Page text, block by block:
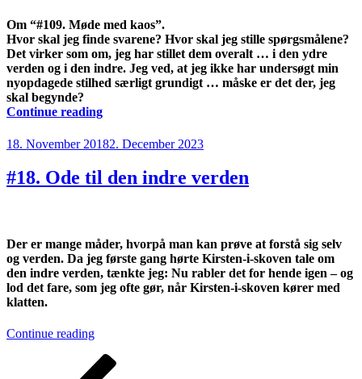
Om “#109. Møde med kaos”.
Hvor skal jeg finde svarene? Hvor skal jeg stille spørgsmålene?
Det virker som om, jeg har stillet dem overalt … i den ydre
verden og i den indre. Jeg ved, at jeg ikke har undersøgt min
nyopdagede stilhed særligt grundigt … måske er det der, jeg
skal begynde?
Continue reading“#109.
med
kaos”
Posted
18. November 20182. December 2023
#18. Ode til den indre verden
Der er mange måder, hvorpå man kan prøve at forstå sig selv
og verden. Da jeg første gang hørte Kirsten-i-skoven tale om
den indre verden, tænkte jeg: Nu rabler det for hende igen – og
lod det fare, som jeg ofte gør, når Kirsten-i-skoven kører med
klatten.
Continue reading“#18.
til
den